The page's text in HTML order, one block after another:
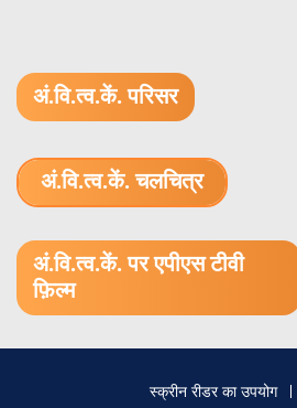
अं.वि.त्व.कें. परिसर
अं.वि.त्व.कें. चलचित्र
अं.वि.त्व.कें. पर एपीएस टीवी
फ़िल्म
स्क्रीन रीडर का उपयोग